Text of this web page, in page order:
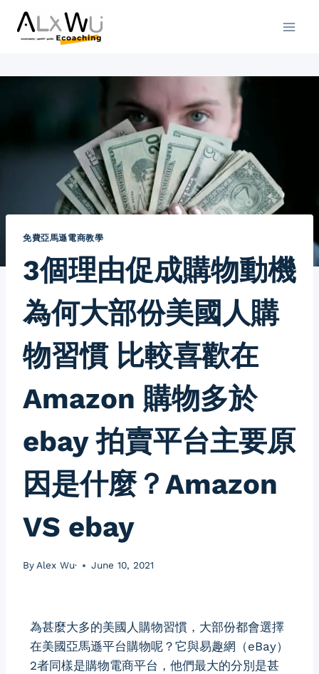
免費亞馬遜電商教學
3個理由促成購物動機
為何大部份美國人購
物習慣 比較喜歡在
Amazon 購物多於
ebay 拍賣平台主要原
因是什麼？Amazon
VS ebay
By Alex Wu· June 10, 2021
為甚麼大多的美國人購物習慣，大部份都會選擇
在美國亞馬遜平台購物呢？它與易趣網（eBay）
2者同樣是購物電商平台，他們最大的分別是甚